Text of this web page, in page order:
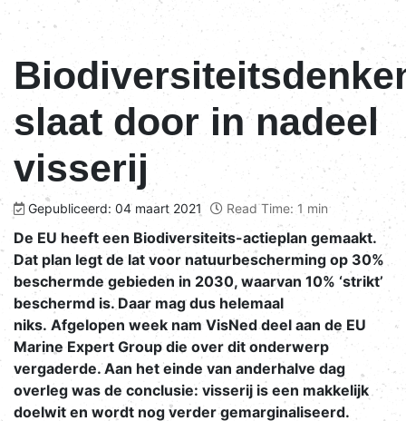
slaat door in nadeel
visserij
Gepubliceerd: 04 maart 2021 Read Time: 1 min
De EU heeft een Biodiversiteits-actieplan gemaakt.
Dat plan legt de lat voor natuurbescherming op 30%
beschermde gebieden in 2030, waarvan 10% ‘strikt’
beschermd is. Daar mag dus helemaal
niks. Afgelopen week nam VisNed deel aan de EU
Marine Expert Group die over dit onderwerp
vergaderde. Aan het einde van anderhalve dag
overleg was de conclusie: visserij is een makkelijk
doelwit en wordt nog verder gemarginaliseerd.